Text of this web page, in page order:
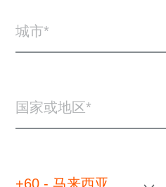
城市
国家或地区*
+60 - 马来西亚